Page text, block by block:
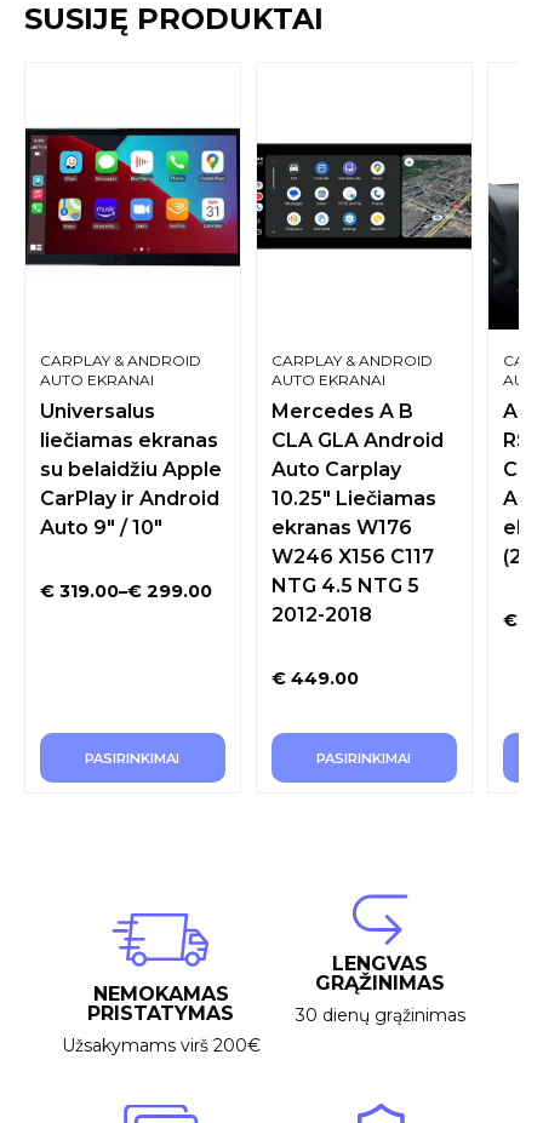
SUSIJĘ PRODUKTAI
CARPLAY & ANDROID
AUTO EKRANAI
Universalus
liečiamas ekranas
su belaidžiu Apple
CarPlay ir Android
Auto 9″ / 10″
€ 299.00
–
€ 319.00
PASIRINKIMAI
CARPLAY & ANDROID
AUTO EKRANAI
Mercedes A B
CLA GLA Android
Auto Carplay
10.25″ Liečiamas
ekranas W176
W246 X156 C117
NTG 4.5 NTG 5
2012-2018
€449.00
PASIRINKIMAI
€
NEMOKAMAS
PRISTATYMAS
Užsakymams virš 200€
LENGVAS
GRĄŽINIMAS
30 dienų grąžinimas